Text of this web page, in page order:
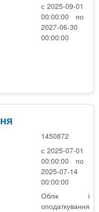
с 2025-09-01
00:00:00 по
2027-06-30
00:00:00
1450872
с 2025-07-01
00:00:00 по
2025-07-14
00:00:00
Облік і
оподаткування